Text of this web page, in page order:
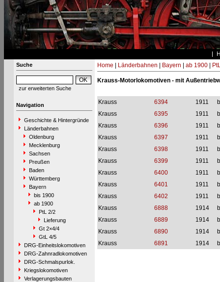
Suche
zur erweiterten Suche
Navigation
Geschichte & Hintergründe
Länderbahnen
Oldenburg
Mecklenburg
Sachsen
Preußen
Baden
Württemberg
Bayern
bis 1900
ab 1900
PtL 2/2
Lieferung
Gt 2×4/4
GtL 4/5
DRG-Einheitslokomotiven
DRG-Zahnradlokomotiven
DRG-Schmalspurlok.
Kriegslokomotiven
Verlagerungsbauten
Home Länderbahnen Bayern ab 1900|
Krauss-Motorlokomotiven - mit
Krauss 6394 1911
Krauss
6395 1911
Krauss
6396 1911
Krauss
6397 1911
Krauss
6398 1911
Krauss
6399 1911
Krauss
6400 1911
Krauss
6401 1911
Krauss
6402 1911
Krauss
6888 1914
Krauss
6889 1914
Krauss
6890 1914
Krauss
6891 1914